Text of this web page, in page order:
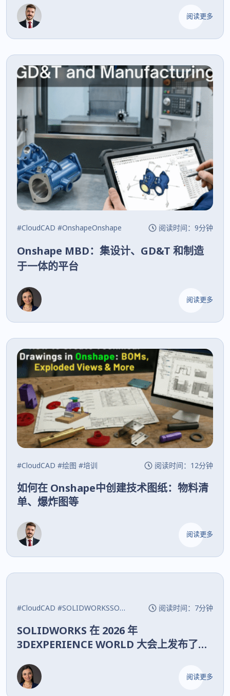
阅读更多
#CloudCAD #OnshapeOnshape 阅读时间：9分钟
Onshape MBD：集设计、GD&T 和制造
于一体的平台
阅读更多
#CloudCAD #绘图 #培训 阅读时间：12分钟
如何在 Onshape中创建技术图纸：物料清
单、爆炸图等
阅读更多
#CloudCAD #SOLIDWORKSSOLIDWORKS 最新动态
阅读时间：7分钟
SOLIDWORKS 在 2026 年
3DEXPERIENCE WORLD 大会上发布了所
阅读更多